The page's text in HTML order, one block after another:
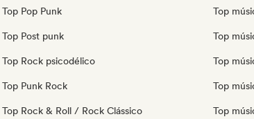
Top Pop Punk
Top Post punk
Top Rock psicodélico
Top Punk Rock
Top Rock & Roll / Rock Clássico
Top
Top
Top
Top
Top